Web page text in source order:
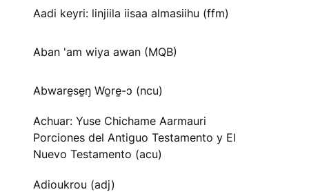
Aadi keyri: linjiila iisaa almasiihu (ffm)
Aban 'am wiya awan (MQB)
Abware̱se̱ŋ Wo̱re̱-ɔ (ncu)
Achuar: Yuse Chichame Aarmauri
Porciones del Antiguo Testamento y El
Nuevo Testamento (acu)
Adioukrou (adj)